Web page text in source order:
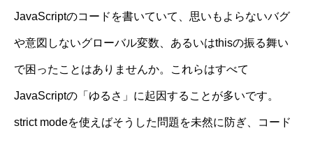
JavaScriptのコードを書いていて、思いもよらないバグ
や意図しないグローバル変数、あるいはthisの振る舞い
で困ったことはありませんか。これらはすべて
JavaScriptの「ゆるさ」に起因することが多いです。
strict modeを使えばそうした問題を未然に防ぎ、コード